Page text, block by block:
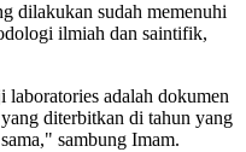
dilakukan sudah memenuhi
ilmiah dan saintifik,
adalah dokumen
diterbitkan di tahun yang
sambung Imam.